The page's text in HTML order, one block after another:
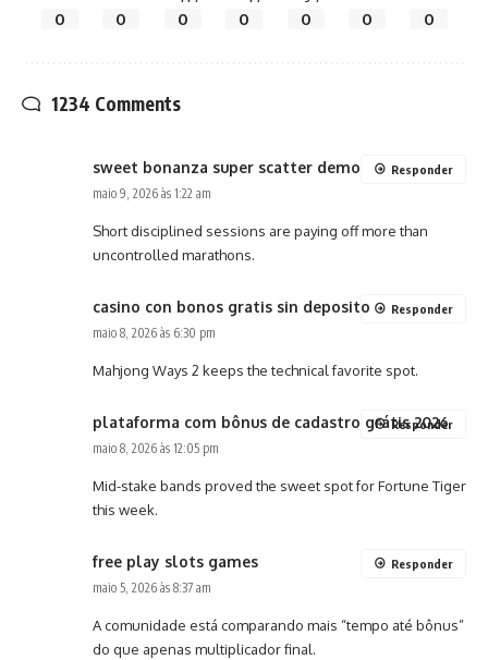
0 0 0 0 0 0 0
1234 Comments
sweet bonanza super scatter demo
maio 9, 2026 às 1:22 am
Short disciplined sessions are paying off more than
uncontrolled marathons.
Responder
casino con bonos gratis sin deposito
maio 8, 2026 às 6:30 pm
Mahjong Ways 2 keeps the technical favorite spot.
Responder
plataforma com bônus de cadastro grátis 2026
maio 8, 2026 às 12:05 pm
Mid-stake bands proved the sweet spot for Fortune Tiger
this week.
Responder
free play slots games
maio 5, 2026 às 8:37 am
A comunidade está comparando mais “tempo até bônus”
do que apenas multiplicador final.
Responder